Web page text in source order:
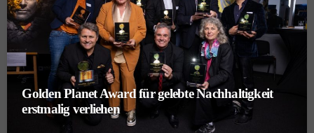
Golden Planet Award für gelebte Nachhaltigkeit
erstmalig verliehen